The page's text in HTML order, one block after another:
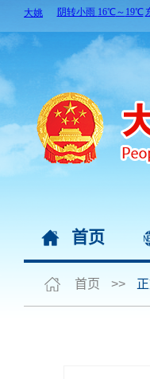
首页
首页 >>